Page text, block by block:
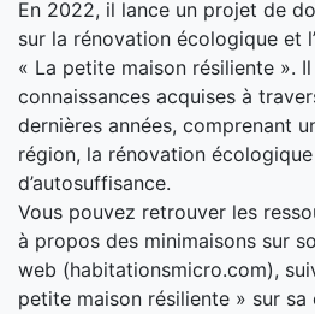
En 2022, il lance un projet de
sur la rénovation écologique et
« La petite maison résiliente ».
connaissances acquises à
dernières années, comprenant
région, la rénovation
d’autosuffisance.
Vous pouvez retrouver les
à propos des minimaisons sur
web (habitationsmicro.com),
petite maison résiliente » sur sa